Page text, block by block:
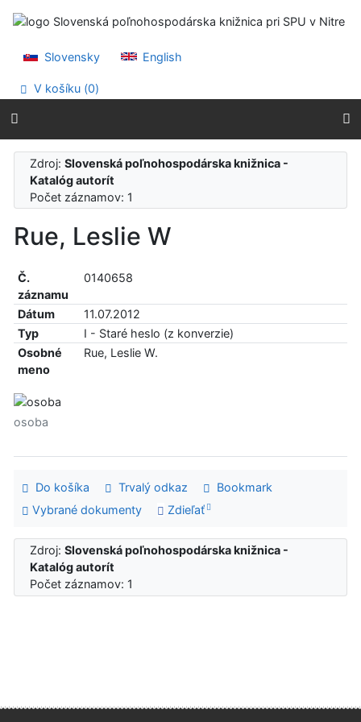
Prejsť na menu
Slovensky
English
V košíku (0)
Zdroj:Slovenská poľnohospodárska knižnica -
Katalóg autorít
Počet záznamov: 1
Rue, Leslie W
Č.
záznamu
0140658
Dátum
11.07.2012
Typ
I - Staré heslo (z konverzie)
Osobné
meno
Rue, Leslie W.
osoba
Do košíka Trvalý odkaz
Bookmark
Vybrané dokumenty
Zdieľať
Zdroj:Slovenská poľnohospodárska knižnica -
Katalóg autorít
Počet záznamov: 1